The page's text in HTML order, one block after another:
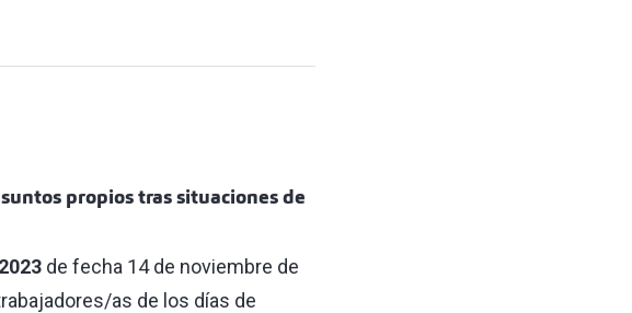
propios tras situaciones de
de fecha 14 de noviembre de
as de los días de